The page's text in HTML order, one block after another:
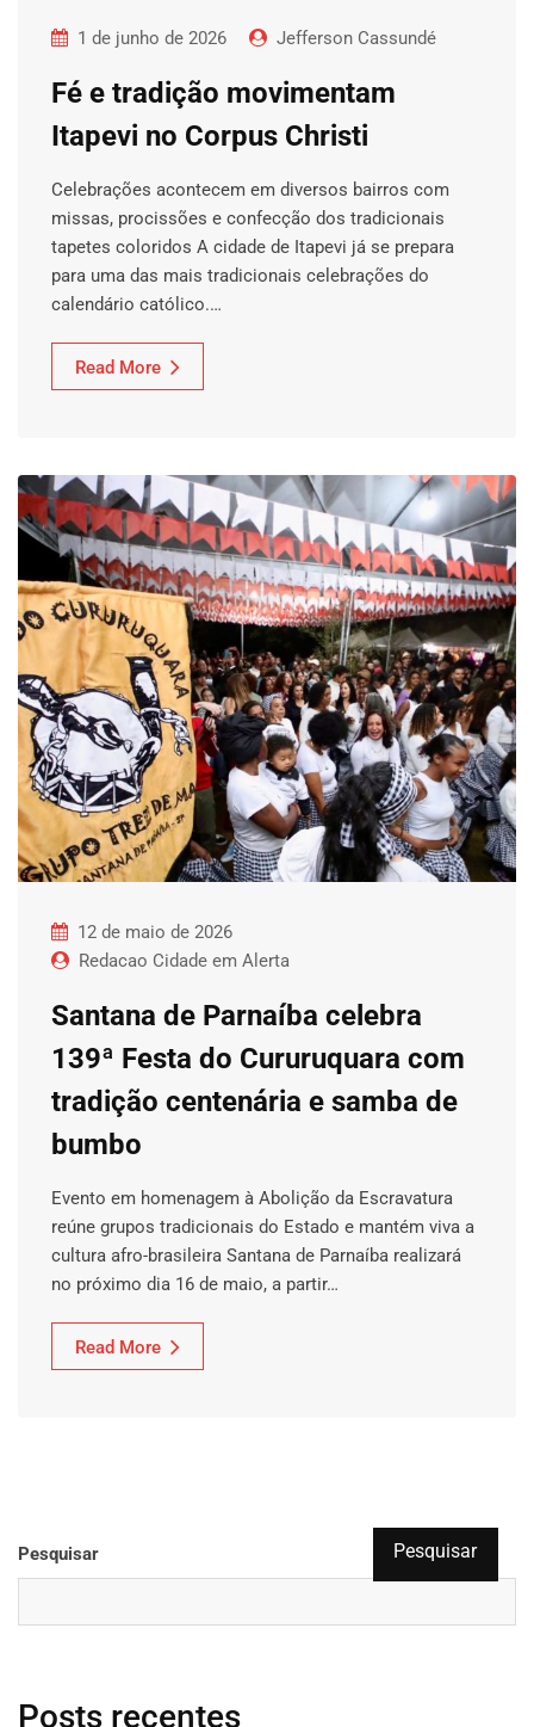
1 de junho de 2026 Jefferson Cassundé
Fé e tradição movimentam
Itapevi no Corpus Christi
Celebrações acontecem em diversos bairros com
missas, procissões e confecção dos tradicionais
tapetes coloridos A cidade de Itapevi já se prepara
para uma das mais tradicionais celebrações do
calendário católico.…
Read More
12 de maio de 2026
Redacao Cidade em Alerta
Santana de Parnaíba celebra
139ª Festa do Cururuquara com
tradição centenária e samba de
bumbo
Evento em homenagem à Abolição da Escravatura
reúne grupos tradicionais do Estado e mantém viva a
cultura afro-brasileira Santana de Parnaíba realizará
no próximo dia 16 de maio, a partir…
Read More
Pesquisar Pesquisar
Posts recentes